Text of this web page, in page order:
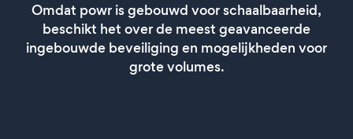
Omdat powr is gebouwd voor schaalbaarheid,
beschikt het over de meest geavanceerde
ingebouwde beveiliging en mogelijkheden voor
grote volumes.